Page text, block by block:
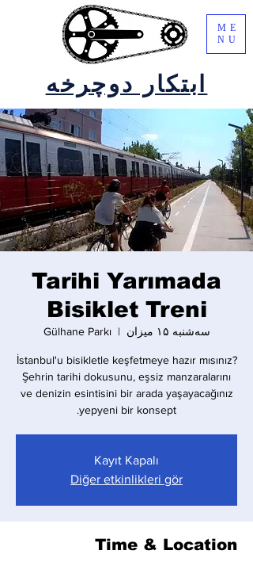
ابتکار دوچرخه
ME
NU
Tarihi Yarımada
Bisiklet Treni
سه‌شنبه ۱۵ میزان
  |
Gülhane Parkı
İstanbul'u bisikletle keşfetmeye hazır mısınız?
Şehrin tarihi dokusunu, eşsiz manzaralarını
ve denizin esintisini bir arada yaşayacağınız
yepyeni bir konsept.
Kayıt Kapalı
Diğer etkinlikleri gör
Time & Location